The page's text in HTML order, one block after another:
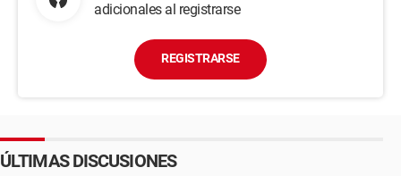
adicionales al registrarse
REGISTRARSE
ÚLTIMAS DISCUSIONES